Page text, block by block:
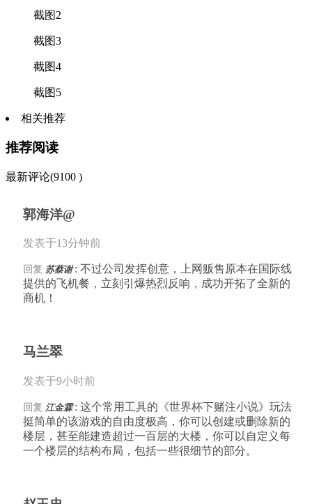
截图2
截图3
截图4
截图5
相关推荐
推荐阅读
最新评论(9100 )
郭海洋@
发表于13分钟前
回复 苏蔡谢: 不过公司发挥创意，上网贩售原本在国际线
提供的飞机餐，立刻引爆热烈反响，成功开拓了全新的
商机！
马兰翠
发表于9小时前
回复 江金霖: 这个常用工具的《世界杯下赌注小说》玩法
挺简单的该游戏的自由度极高，你可以创建或删除新的
楼层，甚至能建造超过一百层的大楼，你可以自定义每
一个楼层的结构布局，包括一些很细节的部分。